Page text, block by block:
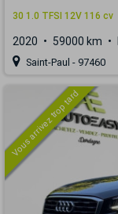
30 1.0 TFSI 12V 116 cv
2020 59000 km
Saint-Paul - 97460
Vous arrivez trop tard